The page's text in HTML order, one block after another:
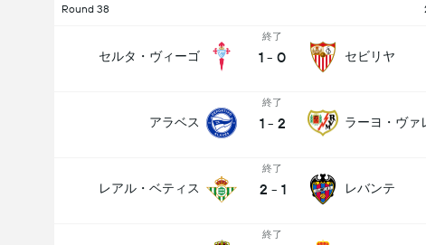
Round 38
セルタ・ヴィーゴ
終了
1 - 0 セビリヤ
アラベス
終了
1 - 2 ラーヨ・ヴァ
レアル・ベティス
終了
2 - 1 レバンテ
終了